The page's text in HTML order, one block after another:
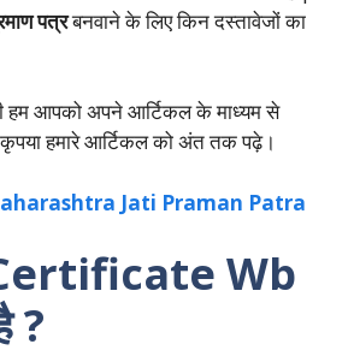
पत्रबनवाने के लिए किन दस्तावेजों का
हम आपको अपने आर्टिकल के माध्यम से
हमारे आर्टिकल को अंत तक पढ़े।
Jati Praman Patra
Wb
?